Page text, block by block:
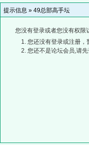
提示信息 » 49总部高手坛
您没有登录或者您没有权限
您还没有登录或注册，
您还不是论坛会员,请